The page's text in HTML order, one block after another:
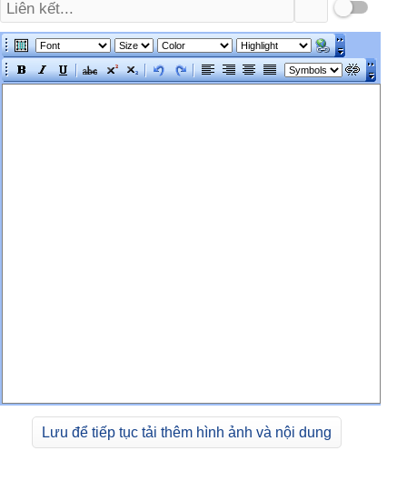
Lưu để tiếp tục tải thêm hình ảnh và nội dung